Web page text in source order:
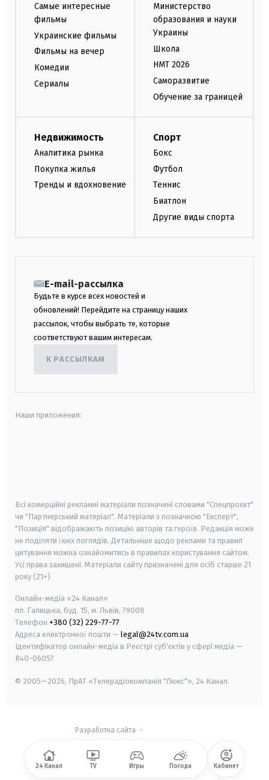
Самые интересные
фильмы
Украинские фильмы
Фильмы на вечер
Комедии
Сериалы
Министерство
образования и науки
Украины
Школа
НМТ 2026
Саморазвитие
Обучение за границей
Недвижимость
Аналитика рынка
Покупка жилья
Тренды и вдохновение
Спорт
Бокс
Футбол
Теннис
Биатлон
Другие виды спорта
E-mail-рассылка
Будьте в курсе всех новостей и
обновлений! Перейдите на страницу наших
рассылок, чтобы выбрать те, которые
соответствуют вашим интересам.
К РАССЫЛКАМ
Наши приложения:
Всі комерційні рекламні матеріали позначені словами "Спецпроєкт"
чи "Партнерський матеріал". Матеріали з позначкою "Експерт",
"Позиція" відображають позицію авторів та героїв. Редакція може
не поділяти їхніх поглядів. Детальніше щодо реклами та правил
цитування можна ознайомитись в правилах користування сайтом.
Усі права захищені. Матеріали сайту призначені для осіб старше 21
року (21+)
Онлайн-медіа «24 Канал»
пл. Галицька, буд. 15, м. Львів, 79008
Телефон +380 (32) 229-77-77
Адреса електронної пошти — legal@24tv.com.ua
Ідентифікатор онлайн-медіа в Реєстрі суб'єктів у сфері медіа —
R40-06057
© 2005—2026, ПрАТ «Телерадіокомпанія "Люкс"», 24 Канал.
Разработка сайта -
24 Канал TV Игры Погода Кабинет